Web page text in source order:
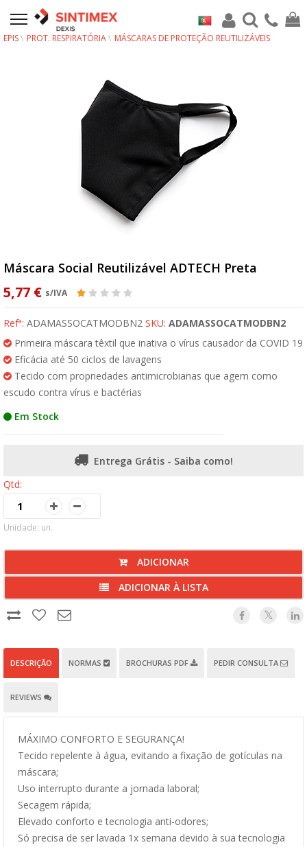
EPIS PROT. RESPIRATÓRIA MÁSCARAS DE PROTEÇÃO REUTILIZÁVEIS
Máscara Social Reutilizável ADTECH Preta
5,77 € s/IVA
Refª: ADAMASSOCATMODBN2 SKU: ADAMASSOCATMODBN2
Primeira máscara têxtil que inativa o vírus causador da COVID 19
Eficácia até 50 ciclos de lavagens
Tecido com propriedades antimicrobianas que agem como
escudo contra vírus e bactérias
Em Stock
Entrega Grátis - Saiba como!
Qtd:
Unidade: un.
ADICIONAR
ADICIONAR À LISTA
DESCRIÇÃO NORMAS BROCHURAS PDF PEDIR CONSULTA
REVIEWS
MÁXIMO CONFORTO E SEGURANÇA!
Tecido repelente à água, evitando a fixação de gotículas na
máscara;
Uso interrupto durante a jornada laboral;
Secagem rápida;
Elevado conforto e tecnologia anti-odores;
Só precisa de ser lavada 1x semana devido à sua tecnologia